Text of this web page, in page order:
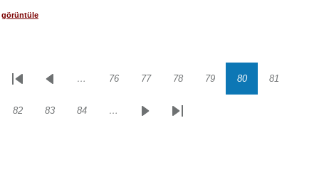
görüntüle
Sayfalama
İlk
Önceki… Sayfa
76 Sayfa
77 Sayfa
78 Sayfa
79 Sayfa
80 Sayfa
81
Sayfa
82 Sayfa
83 Sayfa
84 …
SonrakiSon